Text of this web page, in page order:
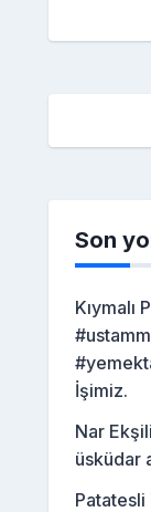
Son
Kıymalı
İşimiz.
Nar
üsküdar
Patatesli